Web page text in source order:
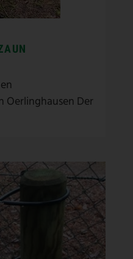
Oerlinghausen Der